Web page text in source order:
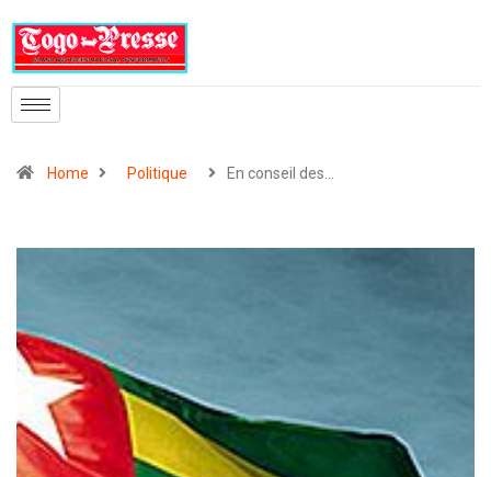
Home Politique En conseil des…